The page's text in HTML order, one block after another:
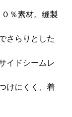
％素材。縫製
さらりとした
イドシームレ
けにくく、着